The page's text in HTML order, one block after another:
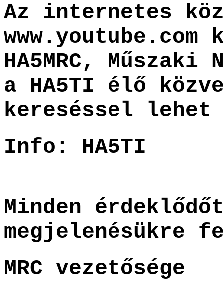
Az internetes
www.youtube.com
HA5MRC, Műszaki
a HA5TI élő
kereséssel
Info: HA5TI
Minden
megjelenésükre
MRC vezetősége